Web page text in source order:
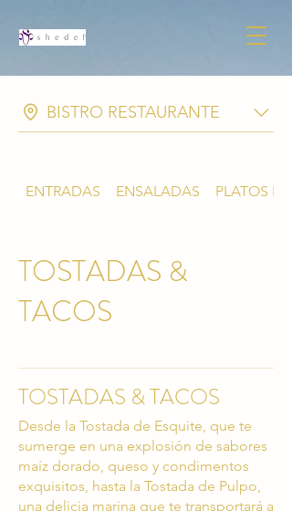
BISTRO RESTAURANTE
ENTRADAS ENSALADAS PLATOS
TOSTADAS &
TACOS
TOSTADAS & TACOS
Desde la Tostada de Esquite, que te
sumerge en una explosión de sabores
maíz dorado, queso y condimentos
exquisitos, hasta la Tostada de Pulpo,
una delicia marina que te transportará a